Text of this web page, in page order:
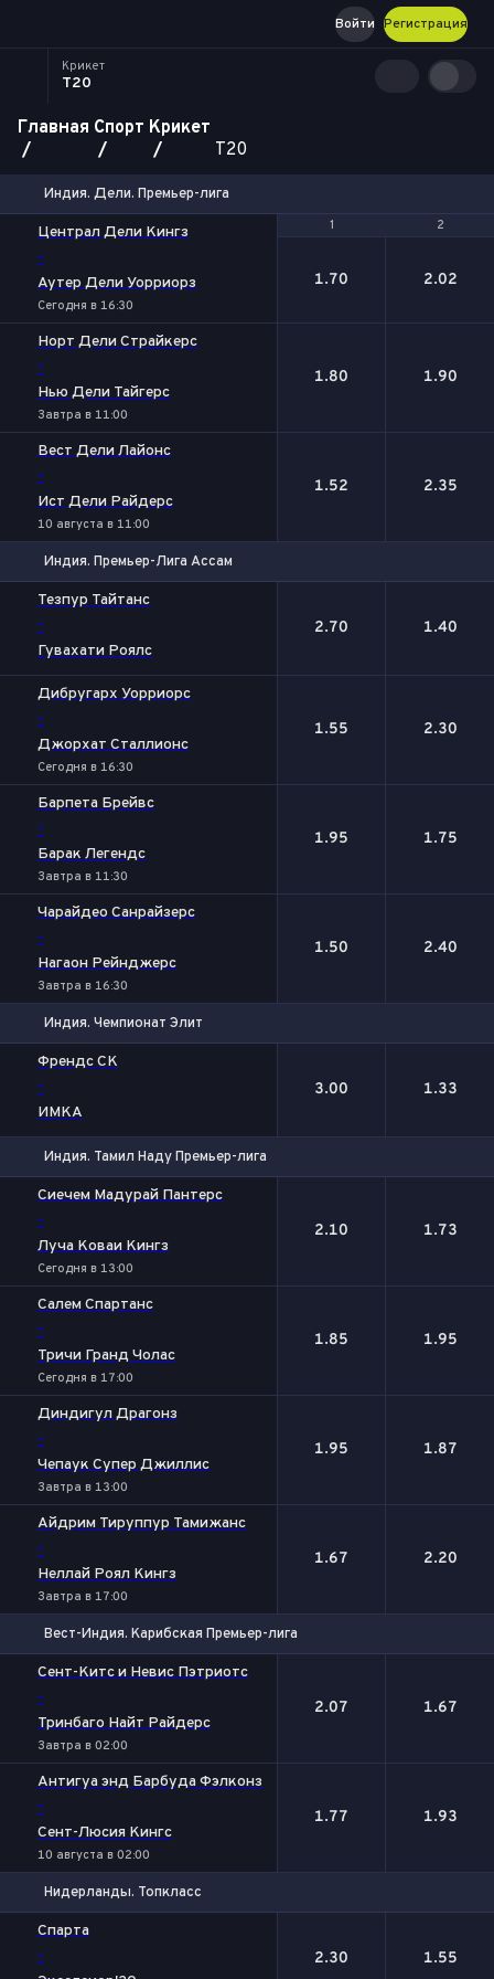
Регистрация
Войти
Крикет
T20
Главная Спорт Крикет
T20
Индия. Дели. Премьер-лига
1 2
Централ Дели Кингз
-
Аутер Дели Уорриорз
Сегодня в 16:30
1 2
1.70 2.02
Норт Дели Страйкерс
-
Нью Дели Тайгерс
Завтра в 11:00
1.80 1.90
Вест Дели Лайонс
-
Ист Дели Райдерс
10 августа в 11:00
1.52 2.35
Индия. Премьер-Лига Ассам
Тезпур Тайтанс
-
Гувахати Роялс
2.70 1.40
Дибругарх Уорриорс
-
Джорхат Сталлионс
Сегодня в 16:30
1.55 2.30
Барпета Брейвс
-
Барак Легендс
Завтра в 11:30
1.95 1.75
Чарайдео Санрайзерс
-
Нагаон Рейнджерс
Завтра в 16:30
1.50 2.40
Индия. Чемпионат Элит
Френдс СК
-
ИМКА
3.00 1.33
Индия. Тамил Наду Премьер-лига
Сиечем Мадурай Пантерс
-
Луча Коваи Кингз
Сегодня в 13:00
2.10 1.73
Салем Спартанс
-
Тричи Гранд Чолас
Сегодня в 17:00
1.85 1.95
Диндигул Драгонз
-
Чепаук Супер Джиллис
Завтра в 13:00
1.95 1.87
Айдрим Тируппур Тамижанс
-
Неллай Роял Кингз
Завтра в 17:00
1.67 2.20
Вест-Индия. Карибская Премьер-лига
Сент-Китс и Невис Пэтриотс
-
Тринбаго Найт Райдерс
Завтра в 02:00
2.07 1.67
Антигуа энд Барбуда Фэлконз
-
Сент-Люсия Кингс
10 августа в 02:00
1.77 1.93
Нидерланды. Топкласс
Спарта
- 2.30 1.55